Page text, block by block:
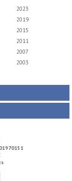
2023
2019
2015
2011
2007
2003